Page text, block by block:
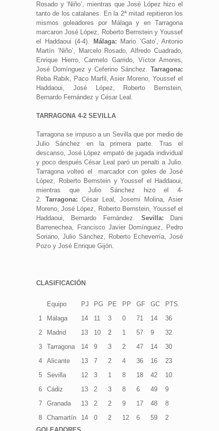
Rosado y ‘Niño’, mientras que José López hizo el
tanto de los catalanes. En la 2ª mitad repitieron los
mismos goleadores por Málaga y en Tarragona
marcaron José López, Roberto Bernstein y Youssef
el Haddaoui (4-4).
Málaga: Mario ‘Gato’, Antonio
Martín ‘Niño’, Marcelo Rosado, Alfredo Cuadrado,
Enrique Hierro, Carmelo Garrido, Víctor Amores,
José Domínguez y Ceferino Sánchez. Tarragona:
Reba Rabik, Paco Marfil, Asier Moreno, Youssef el
Haddaoui, José López, Roberto Bernstein,
Bernardo Fernández y César Leal.
TARRAGONA 4-2 SEVILLA
Tarragona se impuso a un Sevilla que por medio de
Julio Sánchez en la primera parte. Tras el
descanso, José López empató de jugada individual
y poco después César Leal paró un penalti a Julio.
Tarragona volteó el marcador con goles de José
López, Roberto Bernstein y Youssef el Haddaoui,
mientras que Julio Sánchez hizo el 4-
2. Tarragona: César Leal, Josemi Molina, Asier
Moreno, José López, Roberto Bernstein, Youssef el
Haddaoui, Bernardo Fernández. Sevilla: Dani
Barrenechea, Francisco Javier Domínguez, Pedro
Soriano, Julio Sánchez, Roberto Echeverría, José
Pozo y José Enrique Gijón.
CLASIFICACIÓN
Equipo PJ PG PE PP GF GC
PTS.
1
Málaga 14 11 3 0 71 14
36
2
Madrid 13 10 2 1 57 9
32
3
Tarragona 14 9 3 2 47 14
30
4
Alicante 13 7 2 4 36 16
23
5
Sevilla 12 3 1 8 18 42
10
6
Cádiz 13 2 3 8 6 49
9
7
Granada 13 2 2 9 17 48
8
8
Chamartín 14 0 2 12 6 59
2